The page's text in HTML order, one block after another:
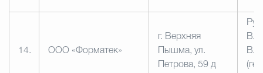
14. ООО «Форматек»
г. Верхняя
Пышма, ул.
Петрова, 59 д